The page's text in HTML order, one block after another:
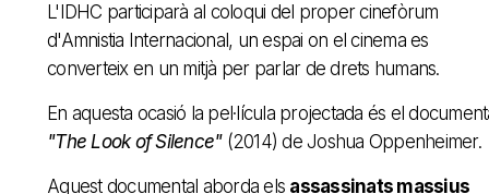
L'IDHC participarà al coloqui del proper cinefòrum
d'Amnistia Internacional, un espai on el cinema es
converteix en un mitjà per parlar de drets humans.
En aquesta ocasió la pel·lícula projectada és el
"The Look of Silence"(2014) de Joshua Oppenheimer.
Aquest documental aborda els assassinats massius